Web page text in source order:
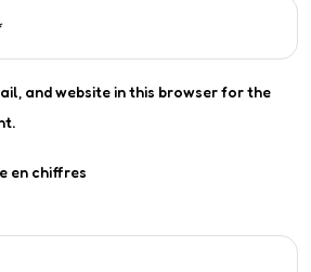
and website in this browser for the
en chiffres